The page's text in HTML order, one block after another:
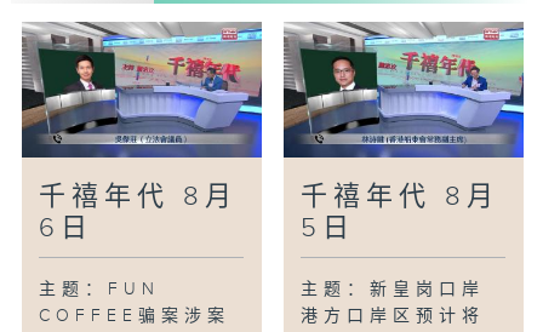
千禧年代 8月
6日
主题：FUN
COFFEE骗案涉案
千禧年代 8月
5日
主题：新皇岗口岸
港方口岸区预计将